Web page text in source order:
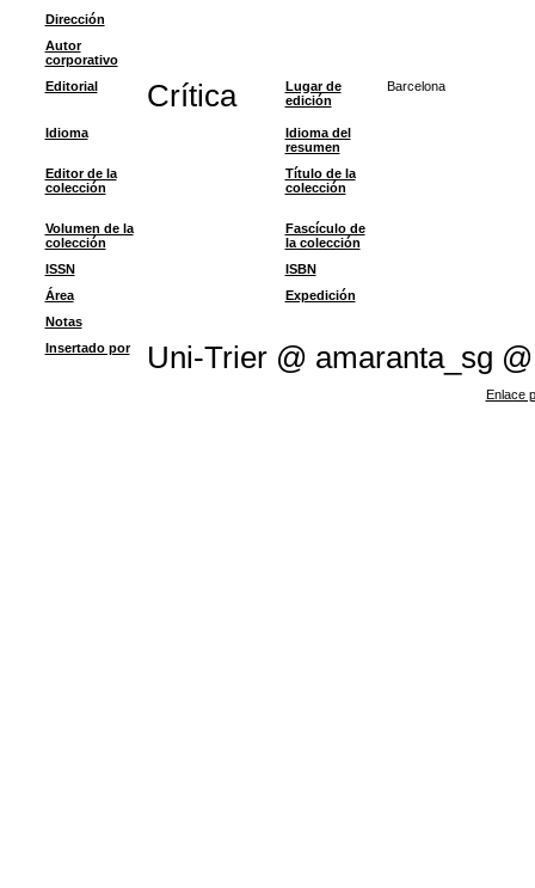
Dirección
Autor
corporativo
Editorial
Crítica
Lugar de
edición
Barcelona
Idioma
Idioma del
resumen
Editor de la
colección
Título de la
colección
Volumen de la
colección
Fascículo de
la colección
ISSN
ISBN
Área
Expedición
Notas
Insertado por
Uni-Trier @ amaranta_sg @
Enlace